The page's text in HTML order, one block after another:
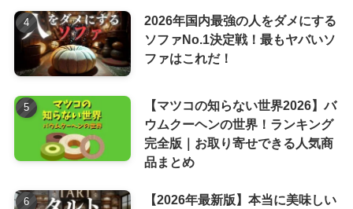
2026年国内最強の人をダメにする
ソファNo.1決定戦！最もヤバいソ
ファはこれだ！
【マツコの知らない世界2026】バ
ウムクーヘンの世界！ランキング
完全版｜お取り寄せできる人気商
品まとめ
【2026年最新版】本当に美味しい